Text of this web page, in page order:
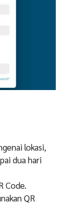
lokasi,
dua hari
Code.
QR